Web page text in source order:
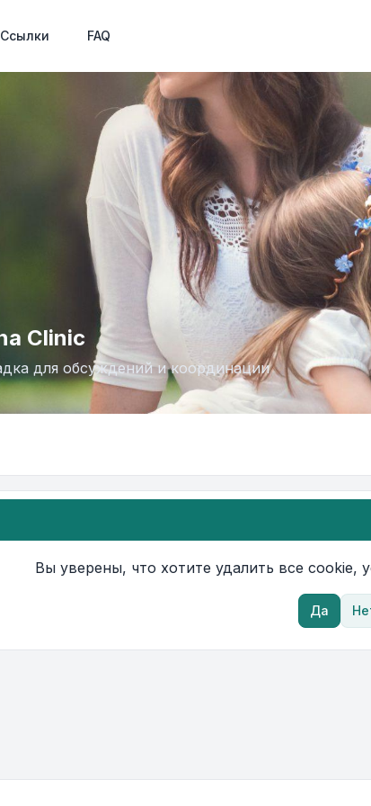
Ссылки FAQ
Clinic
для обсуждений и координации
Вы уверены, что хотите удалить все cookie,
Да